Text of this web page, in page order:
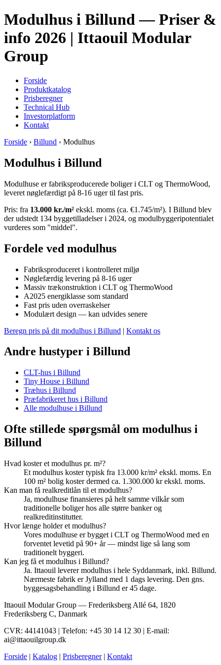
Modulhus i Billund — Priser &
info 2026 | Ittaouil Modular
Group
Forside
Produktkatalog
Prisberegner
Technical Hub
Investorplatform
Kontakt
Forside › Billund › Modulhus
Modulhus i Billund
Modulhuse er fabriksproducerede boliger i CLT og ThermoWood,
leveret nøglefærdigt på 8-16 uger til fast pris.
Pris: fra 13.000 kr./m² ekskl. moms (ca. €1.745/m²). I Billund blev
der udstedt 134 byggetilladelser i 2024, og modulbyggeripotentialet
vurderes som "middel".
Fordele ved modulhus
Fabriksproduceret i kontrolleret miljø
Nøglefærdig levering på 8-16 uger
Massiv trækonstruktion i CLT og ThermoWood
A2025 energiklasse som standard
Fast pris uden overraskelser
Modulært design — kan udvides senere
Beregn pris på dit modulhus i Billund | Kontakt os
Andre hustyper i Billund
CLT-hus i Billund
Tiny House i Billund
Træhus i Billund
Præfabrikeret hus i Billund
Alle modulhuse i Billund
Ofte stillede spørgsmål om modulhus i
Billund
Hvad koster et modulhus pr. m²?
Et modulhus koster typisk fra 13.000 kr/m² ekskl. moms. En
100 m² bolig koster dermed ca. 1.300.000 kr ekskl. moms.
Kan man få realkreditlån til et modulhus?
Ja, modulhuse finansieres på helt samme vilkår som
traditionelle boliger hos alle større banker og
realkreditinstitutter.
Hvor længe holder et modulhus?
Vores modulhuse er bygget i CLT og ThermoWood med en
forventet levetid på 90+ år — mindst lige så lang som
traditionelt byggeri.
Kan jeg få et modulhus i Billund?
Ja. Ittaouil leverer modulhus i hele Syddanmark, inkl. Billund.
Nærmeste fabrik er Jylland med 1 dags levering. Den gns.
byggesagsbehandling i Billund er 45 dage.
Ittaouil Modular Group — Frederiksberg Allé 64, 1820
Frederiksberg C, Danmark
CVR: 44141043 | Telefon: +45 30 14 12 30 | E-mail:
ai@ittaouilgroup.dk
Forside | Katalog | Prisberegner| Kontakt